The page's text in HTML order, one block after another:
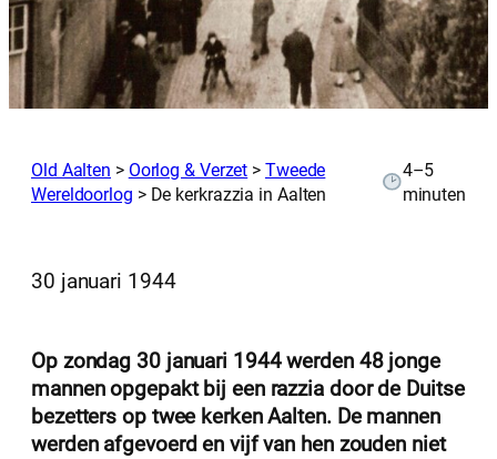
Old Aalten > Oorlog & Verzet > Tweede
Wereldoorlog > De kerkrazzia in Aalten
4–5
minuten
30 januari 1944
Op zondag 30 januari 1944 werden 48 jonge
mannen opgepakt bij een razzia door de Duitse
bezetters op twee kerken Aalten. De mannen
werden afgevoerd en vijf van hen zouden niet